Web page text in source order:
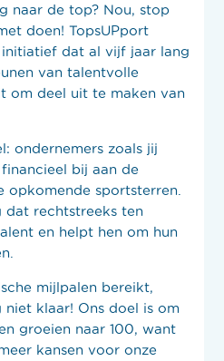
naar de top? Nou, stop
doen! TopsUPport
initiatief dat al vijf jaar lang
van talentvolle
om deel uit te maken van
ondernemers zoals jij
bij aan de
opkomende sportsterren.
dat rechtstreeks ten
en helpt hen om hun
mijlpalen bereikt,
klaar! Ons doel is om
groeien naar 100, want
kansen voor onze